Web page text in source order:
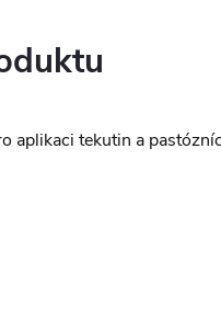
aplikaci tekutin a